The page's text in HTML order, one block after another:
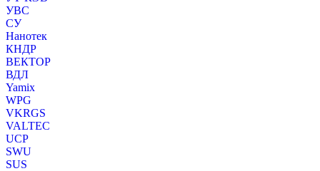
УВС
СУ
Нанотек
КНДР
ВЕКТОР
ВДЛ
Yamix
WPG
VKRGS
VALTEC
UCP
SWU
SUS